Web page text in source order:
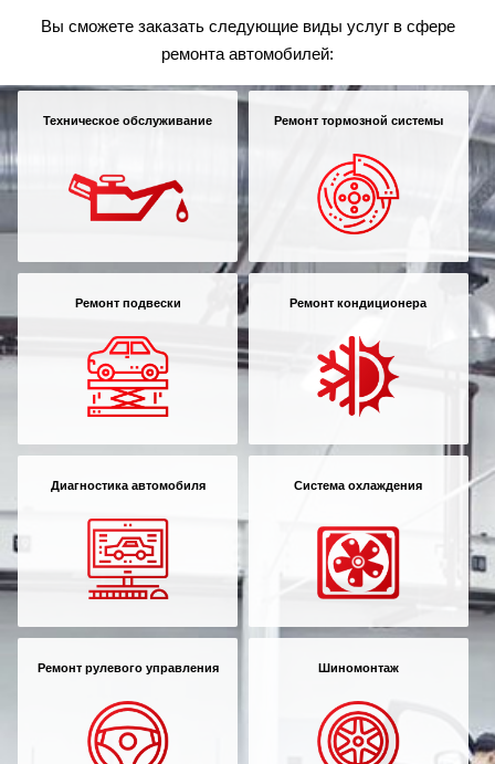
Вы сможете заказать следующие виды услуг в сфере
ремонта автомобилей:
Техническое обслуживание Ремонт тормозной системы
Ремонт подвески Ремонт кондиционера
Диагностика автомобиля Система охлаждения
Ремонт рулевого управления Шиномонтаж